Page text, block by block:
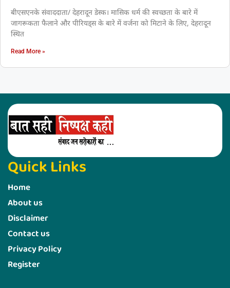
बीएसएनके संवाददाता/ देहरादून डेस्क। मासिक धर्म की स्वच्छता के बारे में
जागरूकता फैलाने और पीरियड्स के बारे में वर्जना को मिटाने के लिए, देहरादून
स्थित
Read More »
Quick Links
Home
About us
Disclaimer
Contact us
Privacy Policy
Register